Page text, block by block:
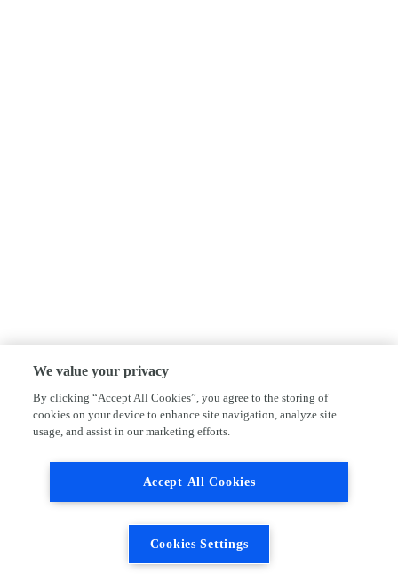
We value your privacy
By clicking “Accept All Cookies”, you agree to the storing of
cookies on your device to enhance site navigation, analyze site
usage, and assist in our marketing efforts.
Accept All Cookies
Cookies Settings